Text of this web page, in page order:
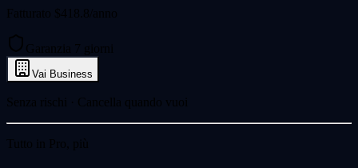
Fatturato $418.8/anno
Garanzia 7 giorni
Vai Business
Senza rischi · Cancella quando vuoi
Tutto in Pro, più